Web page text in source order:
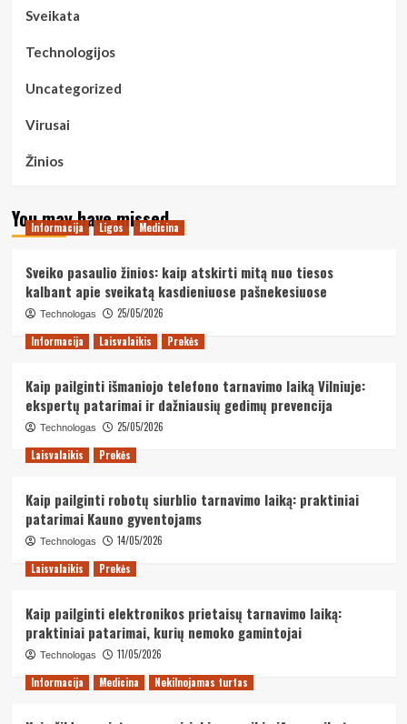
Sveikata
Technologijos
Uncategorized
Virusai
Žinios
You may have missed
Informacija Ligos Medicina
Sveiko pasaulio žinios: kaip atskirti mitą nuo tiesos
kalbant apie sveikatą kasdieniuose pašnekesiuose
Technologas
25/05/2026
Informacija
Laisvalaikis Prekės
Kaip pailginti išmaniojo telefono tarnavimo laiką Vilniuje:
ekspertų patarimai ir dažniausių gedimų prevencija
Technologas
25/05/2026
Laisvalaikis
Prekės
Kaip pailginti robotų siurblio tarnavimo laiką: praktiniai
patarimai Kauno gyventojams
Technologas
14/05/2026
Laisvalaikis
Prekės
Kaip pailginti elektronikos prietaisų tarnavimo laiką:
praktiniai patarimai, kurių nemoko gamintojai
Technologas
11/05/2026
Informacija
Medicina Nekilnojamas turtas